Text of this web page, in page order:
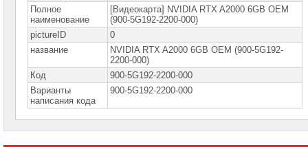
Принтеры
плоттеры
МФУ
Серверы
Name
Пассивное
сетевое
Полное
наименование
[Видеокарта] NVIDIA RTX A2000 6GB OEM
(900-5G192-2200-000)
pictureID
0
название
NVIDIA RTX A2000 6GB OEM (900-5G192-
2200-000)
Код
900-5G192-2200-000
Варианты
написания кода
900-5G192-2200-000